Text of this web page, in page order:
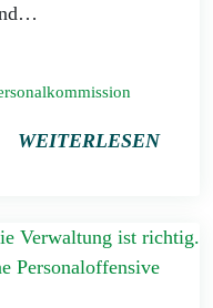
WEITERLESEN